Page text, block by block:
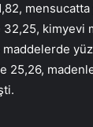
32,25, kimyevi
25,26,